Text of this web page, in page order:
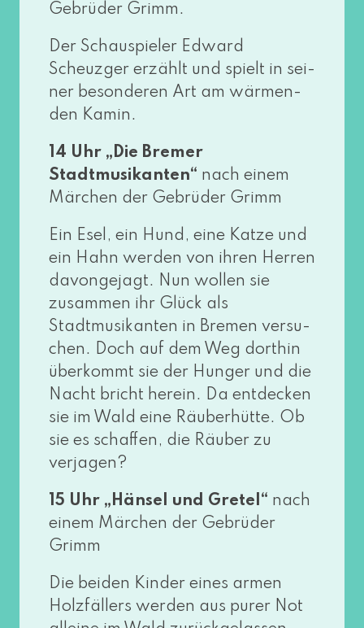
Gebrüder Grimm.
Der Schauspieler Edward
Scheuzger erzählt und spielt in sei­
ner beson­de­ren Art am wär­men­
den Kamin.
14 Uhr „Die Bremer
Stadtmusikanten“ nach einem
Märchen der Gebrüder Grimm
Ein Esel, ein Hund, eine Katze und
ein Hahn wer­den von ihren Herren
davon­ge­jagt. Nun wol­len sie
zusam­men ihr Glück als
Stadtmusikanten in Bremen ver­su­
chen. Doch auf dem Weg dort­hin
über­kommt sie der Hunger und die
Nacht bricht her­ein. Da ent­de­cken
sie im Wald eine Räuberhütte. Ob
sie es schaf­fen, die Räuber zu
verjagen?
15 Uhr „Hänsel und Gretel“ nach
einem Märchen der Gebrüder
Grimm
Die bei­den Kinder eines armen
Holzfällers wer­den aus purer Not